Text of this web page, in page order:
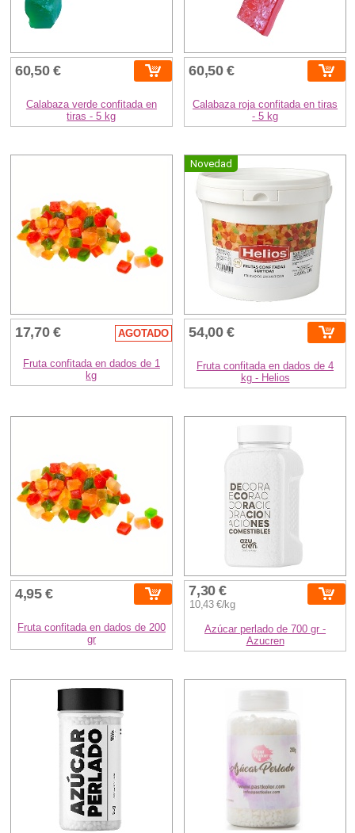
60,50 €
Calabaza verde confitada en
tiras - 5 kg
60,50 €
Calabaza roja confitada en tiras
- 5 kg
17,70 € AGOTADO
Fruta confitada en dados de 1
kg
Novedad
54,00 €
Fruta confitada en dados de 4
kg - Helios
4,95 €
Fruta confitada en dados de 200
gr
7,30 €
10,43 €/kg
Azúcar perlado de 700 gr -
Azucren